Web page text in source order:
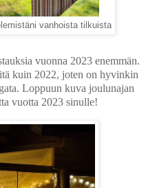
vanhoista tilkuista
vuonna 2023 enemmän.
kuin 2022, joten on hyvinkin
Loppuun kuva joulunajan
vuotta 2023 sinulle!